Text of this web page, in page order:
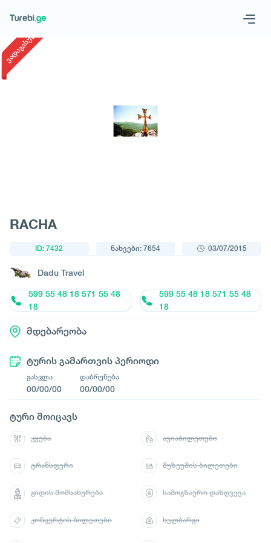
მოითხოვე ტური
ვადაგასული
RACHA
ID: 7432 ნახვები: 7654 03/07/2015
Dadu Travel
599 55 48 18 571 55 48
18
599 55 48 18 571 55 48
18
მდებარეობა
ტურის გამართვის პერიოდი
გასვლა
00/00/00
დაბრუნება
00/00/00
ტური მოიცავს
კვება ავიაბილეთები
ტრანსფერი მუზეუმის ბილეთები
გიდის მომსახურება სამოგზაურო დაზღვევა
კონცერტის ბილეთები ხელბარგი